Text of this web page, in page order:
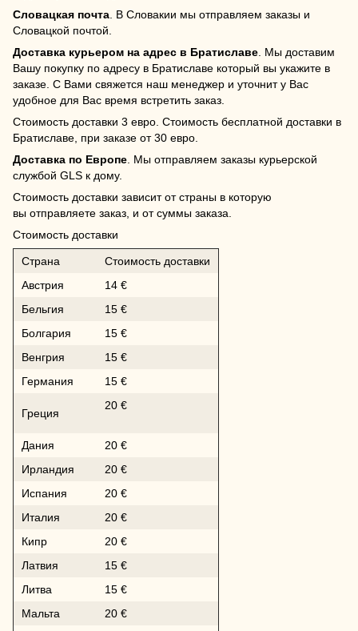
Словацкая почта . В Словакии мы отправляем заказы и
Словацкой почтой.
Доставка курьером на адрес в Братиславе . Мы доставим
Вашу покупку по адресу в Братиславе который вы укажите в
заказе. С Вами свяжется наш менеджер и уточнит у Вас
удобное для Вас время встретить заказ.
Стоимость доставки 3 евро. Стоимость бесплатной доставки в
Братиславе, при заказе от 30 евро.
Доставка по Европе . Мы отправляем заказы курьерской
службой GLS к дому.
Стоимость доставки зависит от страны в которую
вы отправляете заказ, и от суммы заказа.
Стоимость доставки
Страна
Стоимость доставки
Австрия
14 €
Бельгия
15 €
Болгария
15 €
Венгрия
15 €
Германия
15 €
Греция
20 €
Дания
20 €
Ирландия
20 €
Испания
20 €
Италия
20 €
Кипр
20 €
Латвия
15 €
Литва
15 €
Мальта
20 €